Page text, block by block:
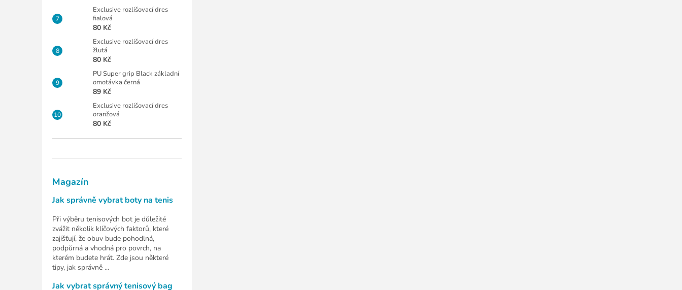
Exclusive rozlišovací dres
fialová
80 Kč
Exclusive rozlišovací dres
žlutá
80 Kč
PU Super grip Black základní
omotávka černá
89 Kč
Exclusive rozlišovací dres
oranžová
80 Kč
Magazín
Jak správně vybrat boty na tenis
Při výběru tenisových bot je důležité
zvážit několik klíčových faktorů, které
zajišťují, že obuv bude pohodlná,
podpůrná a vhodná pro povrch, na
kterém budete hrát. Zde jsou některé
tipy, jak správně ...
Jak vybrat správný tenisový bag